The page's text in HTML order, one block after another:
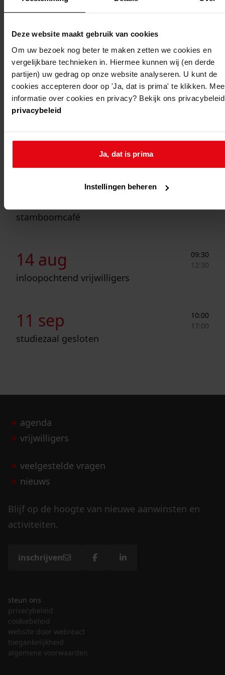
Deze website maakt gebruik van cookies
Om uw bezoek nog beter te maken zetten we cookies en
vergelijkbare technieken in. Hiermee kunnen wij (en derde
partijen) uw gedrag op onze website analyseren. U kunt de
cookies accepteren door op 'Ja, dat is prima' te klikken.
informatie over cookies en privacy? Bekijk ons privacybeleid
privacybeleid
Ja, dat is prima
Instellingen beheren
binnenkort
18 mei -30 sep
10:00
16:00
huizenonderzoek in westfriesland
stamboomcafé
14 aug
09:30
12:30
inloopochtend vrijwilligers
11 sep
10:00
17:00
studiezaal gesloten
agenda
vrijwilligers
veelgestelde vragen
nieuws
Blijf op de hoogte van nieuwe aanwinsten en
activiteiten.
inschrijven
steun ons
privacybeleid
cookiebeleid
website door webreact
toegankelijkheid
algemene voorwaarden